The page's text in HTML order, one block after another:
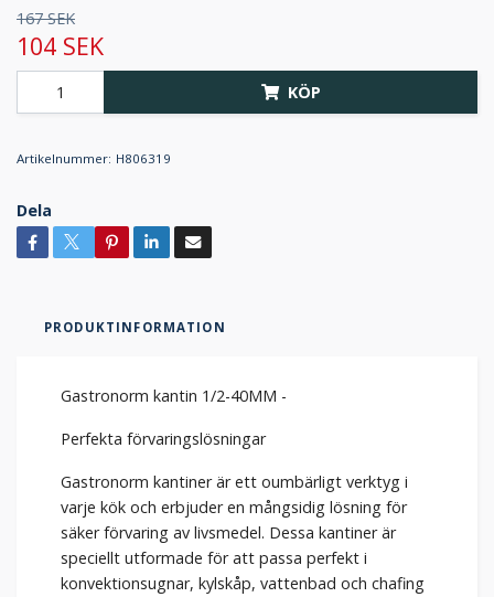
167 SEK
104 SEK
KÖP
Artikelnummer: H806319
Dela
PRODUKTINFORMATION
Gastronorm kantin 1/2-40MM -
Perfekta förvaringslösningar
Gastronorm kantiner är ett oumbärligt verktyg i
varje kök och erbjuder en mångsidig lösning för
säker förvaring av livsmedel. Dessa kantiner är
speciellt utformade för att passa perfekt i
konvektionsugnar, kylskåp, vattenbad och chafing